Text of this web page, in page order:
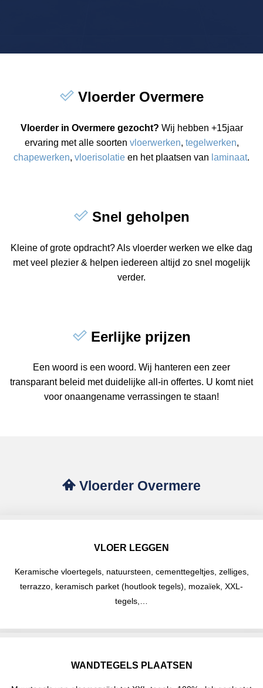
Vloerder Overmere
Vloerder in Overmere gezocht? Wij hebben +15jaar
ervaring met alle soorten vloerwerken, tegelwerken,
chapewerken, vloerisolatie en het plaatsen van laminaat.
Snel geholpen
Kleine of grote opdracht? Als vloerder werken we elke dag
met veel plezier & helpen iedereen altijd zo snel mogelijk
verder.
Eerlijke prijzen
Een woord is een woord. Wij hanteren een zeer
transparant beleid met duidelijke all-in offertes. U komt niet
voor onaangename verrassingen te staan!
Vloerder Overmere
VLOER LEGGEN
Keramische vloertegels, natuursteen, cementtegeltjes, zelliges,
terrazzo, keramisch parket (houtlook tegels), mozaïek, XXL-
tegels,…
WANDTEGELS PLAATSEN